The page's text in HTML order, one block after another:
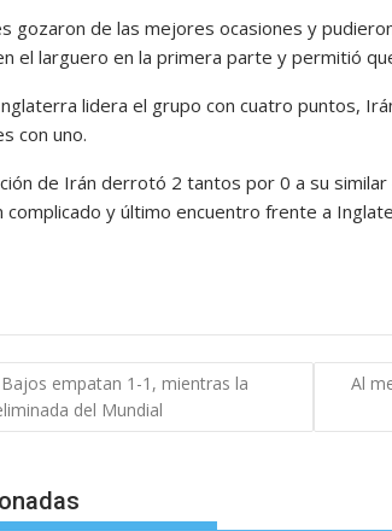
gozaron de las mejores ocasiones y
el larguero en la primera parte y permitió
lidera el grupo con cuatro puntos,
con uno.
de Irán derrotó 2 tantos por 0 a su
complicado y último encuentro frente a
empatan 1-1, mientras la
del Mundial
Al